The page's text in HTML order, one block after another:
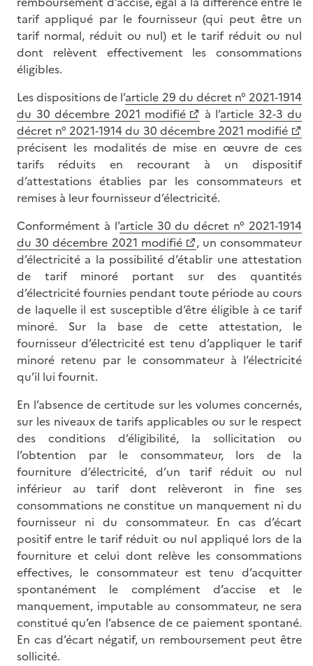
tarif appliqué par le fournisseur (qui peut être un
tarif normal, réduit ou nul) et le tarif réduit ou nul
dont relèvent effectivement les consommations
éligibles.
Les dispositions de l’article 29 du décret n° 2021‑1914
du 30 décembre 2021 modifié
à l’article 32‑3 du
décret n° 2021‑1914 du 30 décembre 2021 modifié
précisent les modalités de mise en œuvre de ces
tarifs réduits en recourant à un dispositif
d’attestations établies par les consommateurs et
remises à leur fournisseur d’électricité.
Conformément à l’article 30 du décret n° 2021‑1914
du 30 décembre 2021 modifié
, un consommateur
d’électricité a la possibilité d’établir une attestation
de tarif minoré portant sur des quantités
d’électricité fournies pendant toute période au cours
de laquelle il est susceptible d’être éligible à ce tarif
minoré. Sur la base de cette attestation, le
fournisseur d’électricité est tenu d’appliquer le tarif
minoré retenu par le consommateur à l’électricité
qu’il lui fournit.
En l’absence de certitude sur les volumes concernés,
sur les niveaux de tarifs applicables ou sur le respect
des conditions d’éligibilité, la sollicitation ou
l’obtention par le consommateur, lors de la
fourniture d’électricité, d’un tarif réduit ou nul
inférieur au tarif dont relèveront in fine ses
consommations ne constitue un manquement ni du
fournisseur ni du consommateur. En cas d’écart
positif entre le tarif réduit ou nul appliqué lors de la
fourniture et celui dont relève les consommations
effectives, le consommateur est tenu d’acquitter
spontanément le complément d’accise et le
manquement, imputable au consommateur, ne sera
constitué qu’en l’absence de ce paiement spontané.
En cas d’écart négatif, un remboursement peut être
sollicité.